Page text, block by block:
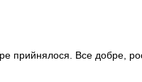
прийнялося. Все добре,